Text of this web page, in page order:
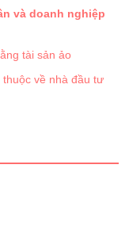
và doanh nghiệp
tài sản ảo
về nhà đầu tư